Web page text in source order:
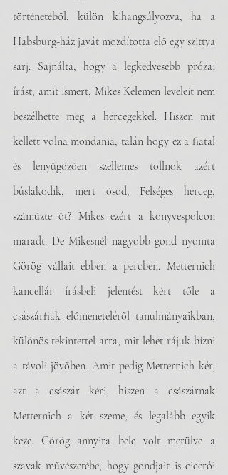
történetéből, külön kihangsúlyozva, ha a
Habsburg-ház javát mozdította elő egy szittya
sarj. Sajnálta, hogy a legkedvesebb prózai
írást, amit ismert, Mikes Kelemen leveleit nem
beszélhette meg a hercegekkel. Hiszen mit
kellett volna mondania, talán hogy ez a fiatal
és lenyűgözően szellemes tollnok azért
búslakodik, mert ősöd, Felséges herceg,
száműzte őt? Mikes ezért a könyvespolcon
maradt. De Mikesnél nagyobb gond nyomta
Görög vállait ebben a percben. Metternich
kancellár írásbeli jelentést kért tőle a
császárfiak előmeneteléről tanulmányaikban,
különös tekintettel arra, mit lehet rájuk bízni
a távoli jövőben. Amit pedig Metternich kér,
azt a császár kéri, hiszen a császárnak
Metternich a két szeme, és legalább egyik
keze. Görög annyira bele volt merülve a
szavak művészetébe, hogy gondjait is cicerói